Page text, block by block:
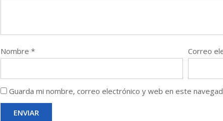
Nombre * Correo
Guarda mi nombre, correo electrónico y web en este